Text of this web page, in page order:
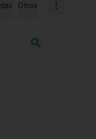
Otros Comisiones